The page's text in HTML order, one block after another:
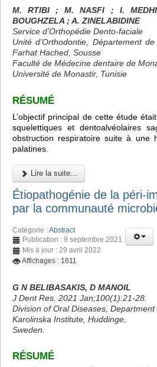
M. RTIBI ; M. NASFI ; I.
BOUGHZELA ; A. ZINELABIDINE
Service d’Orthopédie Dento-faciale
Unité d’Orthodontie, Département
Farhat Hached, Sousse
Faculté de Médecine dentaire de
Université de Monastir, Tunisie
RÉSUMÉ
L’objectif principal de cette étude
squelettiques et dentoalvéolaires
obstruction respiratoire suite à une
palatines.
Lire la suite...
Étiopathogénie de la péri-
par la communauté
Catégorie :Abstract
Publication : 9 septembre 2021
Mis à jour : 29 avril 2022
Affichages : 1611
G N BELIBASAKIS, D MANOIL
J Dent Res. 2021 Jan;100(1):21-28.
Division of Oral Diseases, Department
Karolinska Institute, Huddinge,
Sweden.
RÉSUMÉ